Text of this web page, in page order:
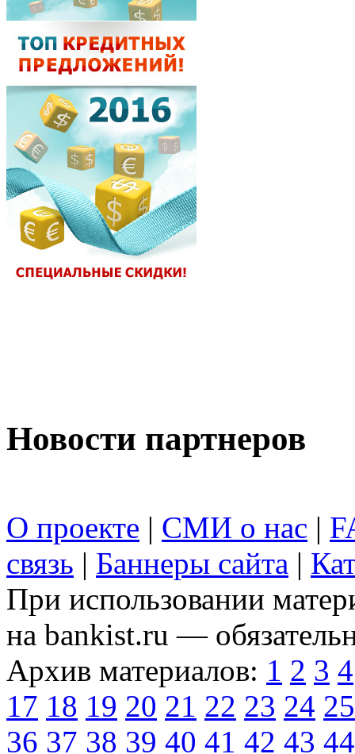
Новости партнеров
О проекте | СМИ о нас |
связь | Баннеры сайта |
При использовании
на bankist.ru —
Архив материалов: 1 2 3 4
17 18 19 20 21 22 23 24 25
36 37 38 39 40 41 42 43 44